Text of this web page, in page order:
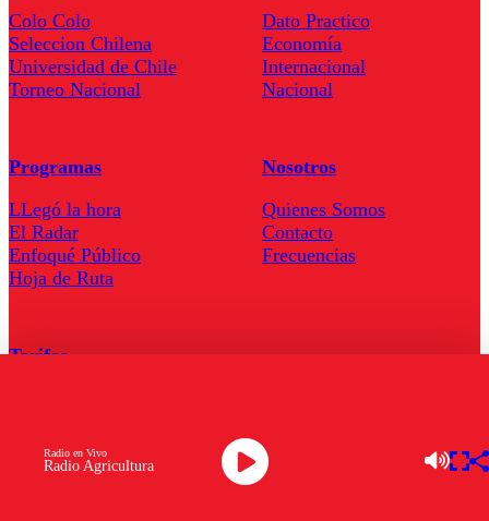
Radio Agricultura
Radio en Vivo
Colo Colo
Seleccion Chilena
Universidad de Chile
Torneo Nacional
Dato Practico
Economía
Internacional
Nacional
Programas
LLegó la hora
El Radar
Enfoqué Público
Hoja de Ruta
Nosotros
Quienes Somos
Contacto
Frecuencias
Tarifas